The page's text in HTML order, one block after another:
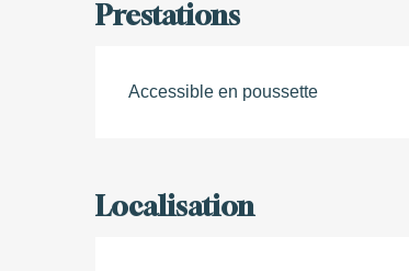
Prestations
Accessible en poussette
Localisation